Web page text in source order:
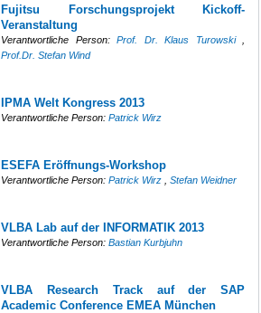
Fujitsu Forschungsprojekt Kickoff-
Veranstaltung
Verantwortliche Person:Prof. Dr. Klaus Turowski
Prof.Dr. Stefan Wind
IPMA Welt Kongress 2013
Verantwortliche Person:Patrick Wirz
ESEFA Eröffnungs-Workshop
Verantwortliche Person:Patrick Wirz ,Stefan Weidner
VLBA Lab auf der INFORMATIK 2013
Verantwortliche Person:Bastian Kurbjuhn
VLBA Research Track auf der SAP
Academic Conference EMEA München